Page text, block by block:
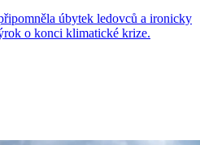
úbytek ledovců a ironicky
o konci klimatické krize.